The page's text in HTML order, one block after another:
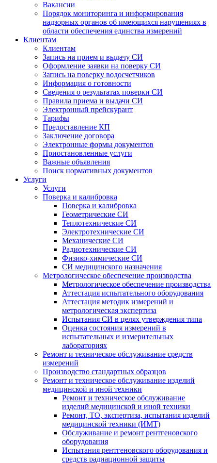
Вакансии
Порядок мониторинга и информирования
надзорных органов об имеющихся нарушениях в
области обеспечения единства измерений
Клиентам
Клиентам
Запись на прием и выдачу СИ
Оформление заявки на поверку СИ
Запись на поверку водосчетчиков
Информация о готовности
Сведения о результатах поверки СИ
Правила приема и выдачи СИ
Электронный прейскурант
Тарифы
Предоставление КП
Заключение договора
Электронные формы документов
Приостановленные услуги
Важные объявления
Поиск нормативных документов
Услуги
Услуги
Поверка и калибровка
Поверка и калибровка
Геометрические СИ
Теплотехнические СИ
Электротехнические СИ
Механические СИ
Радиотехнические СИ
Физико-химические СИ
СИ медицинского назначения
Метрологическое обеспечение производства
Метрологическое обеспечение производства
Аттестация испытательного оборудования
Аттестация методик измерений и
метрологическая экспертиза
Испытания СИ в целях утверждения типа
Оценка состояния измерений в
испытательных и измерительных
лабораториях
Ремонт и техническое обслуживание средств
измерений
Производство стандартных образцов
Ремонт и техническое обслуживание изделий
медицинской и иной техники
Ремонт и техническое обслуживание
изделий медицинской и иной техники
Ремонт, ТО, экспертиза, испытания изделий
медицинской техники (ИМТ)
Обслуживание и ремонт рентгеновского
оборудования
Испытания рентгеновского оборудования и
средств радиационной защиты